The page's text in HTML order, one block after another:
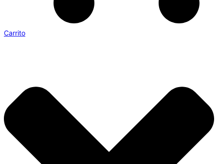
Carrito